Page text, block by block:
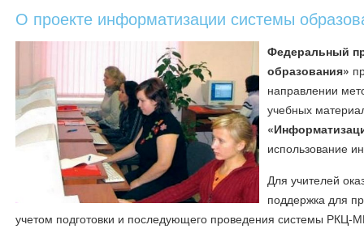
О проекте информатизации системы
Федеральный
образования»
направлении
учебных
использование
Для учителей
поддержка для
учетом подготовки и последующего проведения системы РКЦ-